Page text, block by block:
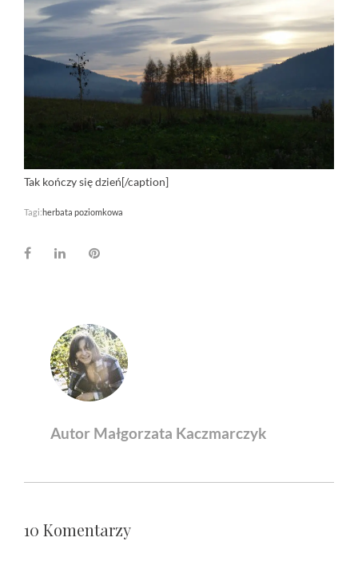
Tak kończy się dzień[/caption]
Tagi:herbata poziomkowa
FacebookLinkedInPinterest
Autor Małgorzata Kaczmarczyk
10 Komentarzy